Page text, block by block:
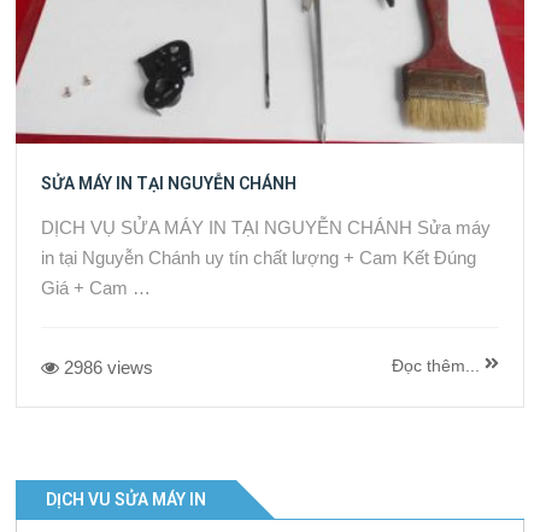
SỬA MÁY IN TẠI NGUYỄN CHÁNH
DỊCH VỤ SỬA MÁY IN TẠI NGUYỄN CHÁNH Sửa máy
in tại Nguyễn Chánh uy tín chất lượng + Cam Kết Đúng
Giá + Cam …
2986 views Đọc thêm...
DỊCH VU SỬA MÁY IN